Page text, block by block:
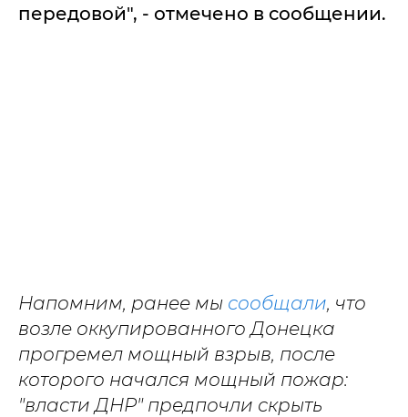
передовой", - отмечено в сообщении.
Напомним, ранее мы сообщали, что
возле оккупированного Донецка
прогремел мощный взрыв, после
которого начался мощный пожар:
"власти ДНР" предпочли скрыть